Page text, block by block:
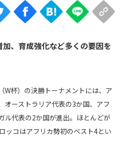
iOS Apps
Android
TV
、育成強化など多くの要因を
杯）の決勝トーナメントには、ア
オーストラリア代表の3か国、アフ
ル代表の2か国が進出。ほとんどが
ッコはアフリカ勢初のベスト4とい